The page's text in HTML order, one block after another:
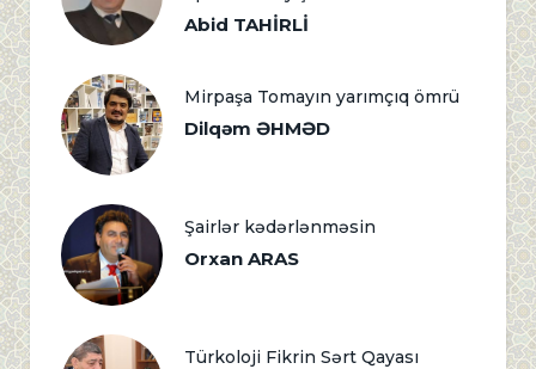
Abid TAHİRLİ
Mirpaşa Tomayın yarımçıq ömrü
Dilqəm ƏHMƏD
Şairlər kədərlənməsin
Orxan ARAS
Türkoloji Fikrin Sərt Qayası